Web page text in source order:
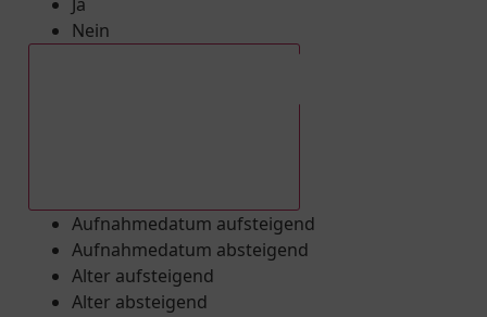
Nein
Aufnahmedatum aufsteigend
Aufnahmedatum absteigend
Alter aufsteigend
Alter absteigend